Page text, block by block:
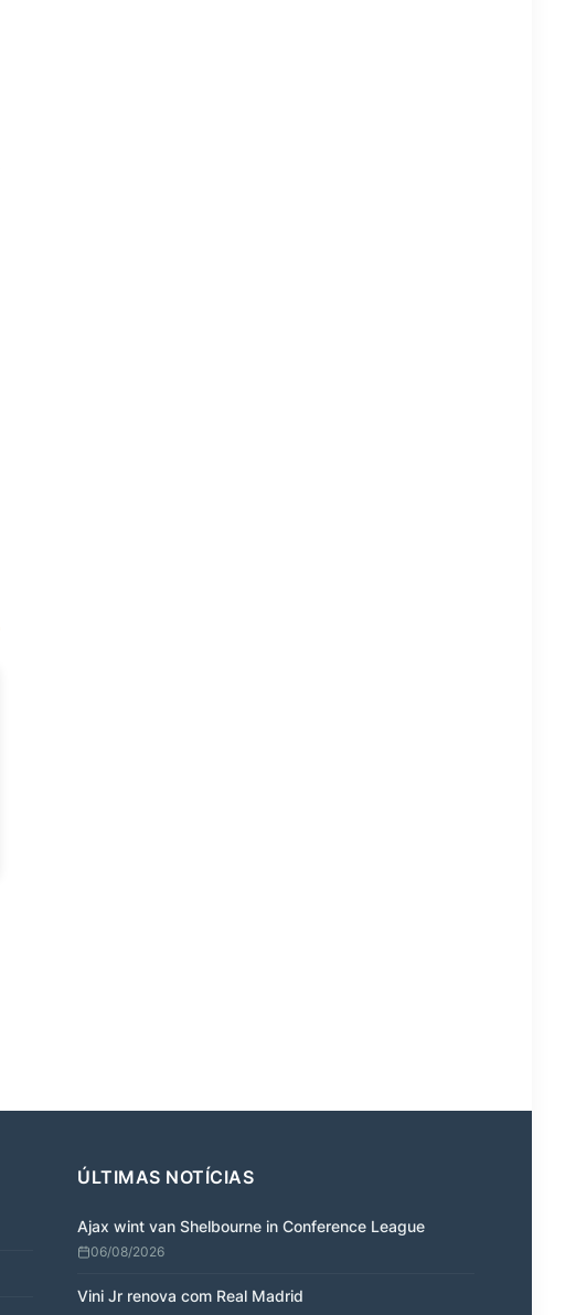
ÚLTIMAS NOTÍCIAS
Ajax wint van Shelbourne in Conference League
06/08/2026
Vini Jr renova com Real Madrid